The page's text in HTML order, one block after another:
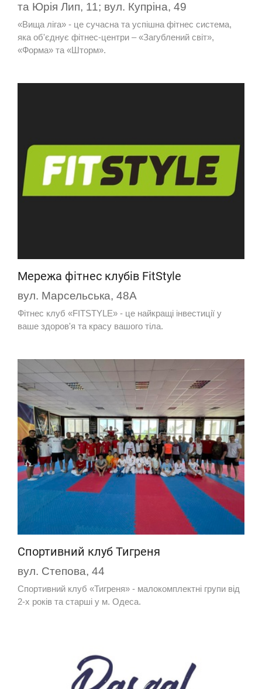
та Юрія Лип, 11; вул. Купріна, 49
«Вища ліга» - це сучасна та успішна фітнес система,
яка об'єднує фітнес-центри – «Загублений світ»,
«Форма» та «Шторм».
Мережа фітнес клубів FitStyle
вул. Марсельська, 48А
Фітнес клуб «FITSTYLE» - це найкращі інвестиції у
ваше здоров'я та красу вашого тіла.
Спортивний клуб Тигреня
вул. Степова, 44
Спортивний клуб «Тигреня» - малокомплектні групи від
2-х років та старші у м. Одеса.